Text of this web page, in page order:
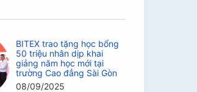
BITEX trao tặng học bổng
50 triệu nhân dịp khai
giảng năm học mới tại
trường Cao đẳng Sài Gòn
08/09/2025